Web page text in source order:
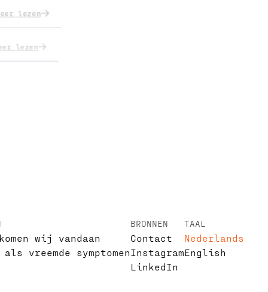
lezen
lezen
wij vandaan
als vreemde symptomen
BRONNEN
Contact
Instagram
LinkedIn
TAAL
Nederlands
English